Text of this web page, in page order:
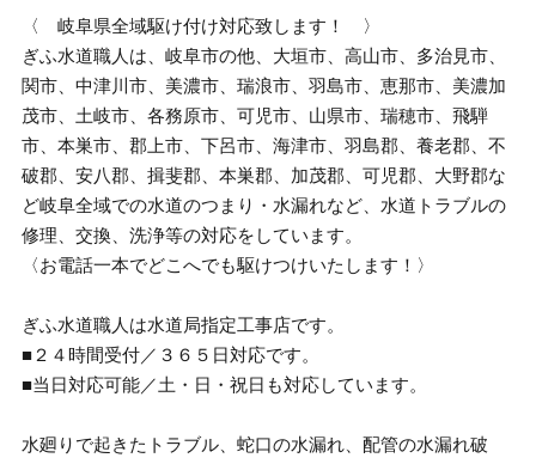
〈 岐阜県全域駆け付け対応致します！ 〉
ぎふ水道職人は、岐阜市の他、大垣市、高山市、多治見市、
関市、中津川市、美濃市、瑞浪市、羽島市、恵那市、美濃加
茂市、土岐市、各務原市、可児市、山県市、瑞穂市、飛騨
市、本巣市、郡上市、下呂市、海津市、羽島郡、養老郡、不
破郡、安八郡、揖斐郡、本巣郡、加茂郡、可児郡、大野郡な
ど岐阜全域での水道のつまり・水漏れなど、水道トラブルの
修理、交換、洗浄等の対応をしています。
〈お電話一本でどこへでも駆けつけいたします！〉
ぎふ水道職人は水道局指定工事店です。
■２４時間受付／３６５日対応です。
■当日対応可能／土・日・祝日も対応しています。
水廻りで起きたトラブル、蛇口の水漏れ、配管の水漏れ破